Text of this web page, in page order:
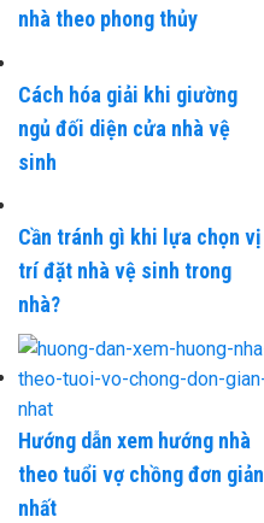
nhà theo phong thủy
Cách hóa giải khi giường
ngủ đối diện cửa nhà vệ
sinh
Cần tránh gì khi lựa chọn vị
trí đặt nhà vệ sinh trong
nhà?
Hướng dẫn xem hướng nhà
theo tuổi vợ chồng đơn giản
nhất